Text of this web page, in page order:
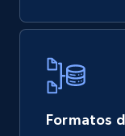
Google
URL, Product
Currency,
Formatos